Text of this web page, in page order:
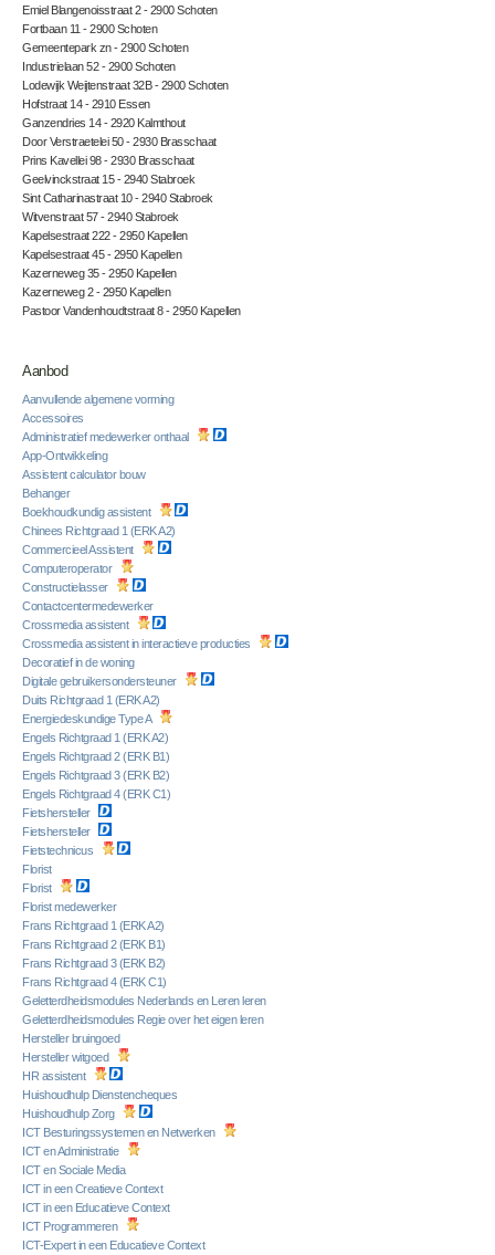
Emiel Blangenoisstraat 2 - 2900 Schoten
Fortbaan 11 - 2900 Schoten
Gemeentepark zn - 2900 Schoten
Industrielaan 52 - 2900 Schoten
Lodewijk Weijtenstraat 32B - 2900 Schoten
Hofstraat 14 - 2910 Essen
Ganzendries 14 - 2920 Kalmthout
Door Verstraetelei 50 - 2930 Brasschaat
Prins Kavellei 98 - 2930 Brasschaat
Geelvinckstraat 15 - 2940 Stabroek
Sint Catharinastraat 10 - 2940 Stabroek
Witvenstraat 57 - 2940 Stabroek
Kapelsestraat 222 - 2950 Kapellen
Kapelsestraat 45 - 2950 Kapellen
Kazerneweg 35 - 2950 Kapellen
Kazerneweg 2 - 2950 Kapellen
Pastoor Vandenhoudtstraat 8 - 2950 Kapellen
Aanbod
Aanvullende algemene vorming
Accessoires
Administratief medewerker onthaal
App-Ontwikkeling
Assistent calculator bouw
Behanger
Boekhoudkundig assistent
Chinees Richtgraad 1 (ERK A2)
Commercieel Assistent
Computeroperator
Constructielasser
Contactcentermedewerker
Crossmedia assistent
Crossmedia assistent in interactieve producties
Decoratief in de woning
Digitale gebruikersondersteuner
Duits Richtgraad 1 (ERK A2)
Energiedeskundige Type A
Engels Richtgraad 1 (ERK A2)
Engels Richtgraad 2 (ERK B1)
Engels Richtgraad 3 (ERK B2)
Engels Richtgraad 4 (ERK C1)
Fietshersteller
Fietshersteller
Fietstechnicus
Florist
Florist
Florist medewerker
Frans Richtgraad 1 (ERK A2)
Frans Richtgraad 2 (ERK B1)
Frans Richtgraad 3 (ERK B2)
Frans Richtgraad 4 (ERK C1)
Geletterdheidsmodules Nederlands en Leren leren
Geletterdheidsmodules Regie over het eigen leren
Hersteller bruingoed
Hersteller witgoed
HR assistent
Huishoudhulp Dienstencheques
Huishoudhulp Zorg
ICT Besturingssystemen en Netwerken
ICT en Administratie
ICT en Sociale Media
ICT in een Creatieve Context
ICT in een Educatieve Context
ICT Programmeren
ICT-Expert in een Educatieve Context